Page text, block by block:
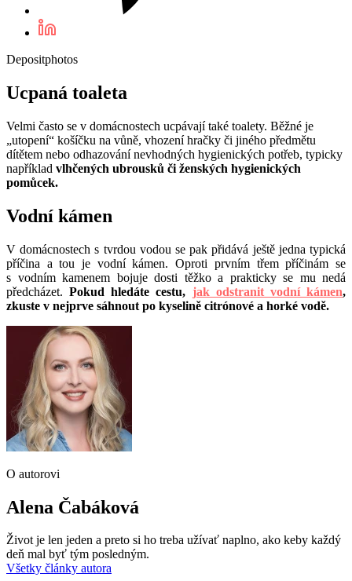
Depositphotos
Ucpaná toaleta
Velmi často se v domácnostech ucpávají také toalety. Běžné je
„utopení“ košíčku na vůně, vhození hračky či jiného předmětu
dítětem nebo odhazování nevhodných hygienických potřeb, typicky
například vlhčených ubrousků či ženských hygienických
pomůcek.
Vodní kámen
V domácnostech s tvrdou vodou se pak přidává ještě jedna typická
příčina a tou je vodní kámen. Oproti prvním třem příčinám se
s vodním kamenem bojuje dosti těžko a prakticky se mu nedá
předcházet. Pokud hledáte cestu, jak odstranit vodní kámen,
zkuste v nejprve sáhnout po kyselině citrónové a horké vodě.
O autorovi
Alena Čabáková
Život je len jeden a preto si ho treba užívať naplno, ako keby každý
deň mal byť tým posledným.
Všetky články autora